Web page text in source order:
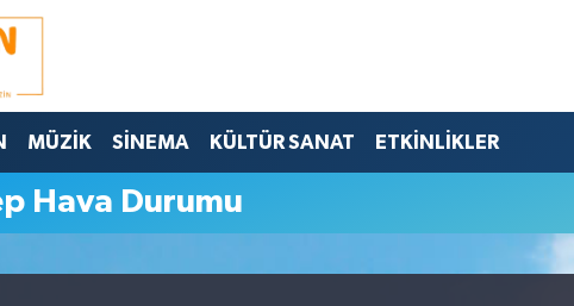
MÜZİK SİNEMA KÜLTÜR SANAT ETKİNLİKLER
Hava Durumu